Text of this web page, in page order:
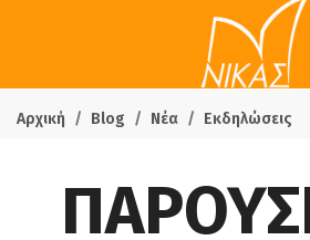
Αρχική Blog Νέα Εκδηλώσεις